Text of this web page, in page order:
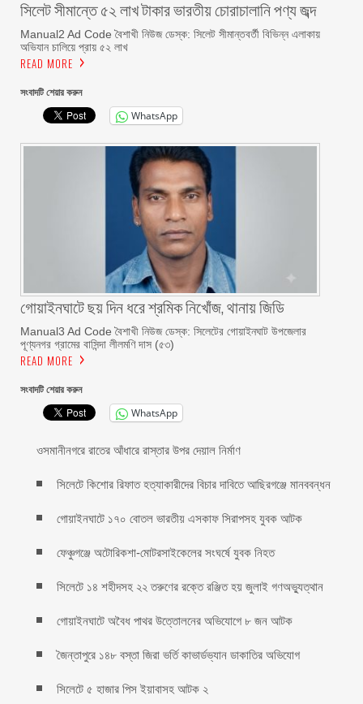
সিলেট সীমান্তে ৫২ লাখ টাকার ভারতীয় চোরাচালানি পণ্য জব্দ
Manual2 Ad Code বৈশাখী নিউজ ডেস্ক: সিলেট সীমান্তবর্তী বিভিন্ন এলাকায়
অভিযান চালিয়ে প্রায় ৫২ লাখ
READ MORE
সংবাদটি শেয়ার করুন
WhatsApp
গোয়াইনঘাটে ছয় দিন ধরে শ্রমিক নিখোঁজ, থানায় জিডি
Manual3 Ad Code বৈশাখী নিউজ ডেস্ক: সিলেটের গোয়াইনঘাট উপজেলার
পূণ্যনগর গ্রামের বাসিন্দা লীলমণি দাস (৫৩)
READ MORE
সংবাদটি শেয়ার করুন
WhatsApp
ওসমানীনগরে রাতের আঁধারে রাস্তার উপর দেয়াল নির্মাণ
সিলেটে কিশোর রিফাত হত্যাকারীদের বিচার দাবিতে আছিরগঞ্জে মানববন্ধন
গোয়াইনঘাটে ১৭০ বোতল ভারতীয় এসকাফ সিরাপসহ যুবক আটক
ফেঞ্চুগঞ্জে অটোরিকশা-মোটরসাইকেলের সংঘর্ষে যুবক নিহত
সিলেটে ১৪ শহীদসহ ২২ তরুণের রক্তে রঞ্জিত হয় জুলাই গণঅভ্যুত্থান
গোয়াইনঘাটে অবৈধ পাথর উত্তোলনের অভিযোগে ৮ জন আটক
জৈন্তাপুরে ১৪৮ বস্তা জিরা ভর্তি কাভার্ডভ্যান ডাকাতির অভিযোগ
সিলেটে ৫ হাজার পিস ইয়াবাসহ আটক ২